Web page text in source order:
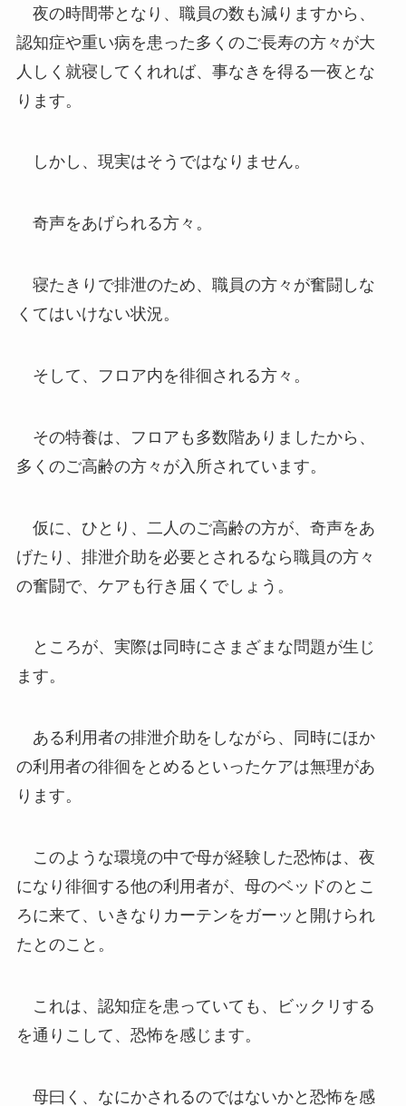
夜の時間帯となり、職員の数も減りますから、
認知症や重い病を患った多くのご長寿の方々が大
人しく就寝してくれれば、事なきを得る一夜とな
ります。
しかし、現実はそうではなりません。
奇声をあげられる方々。
寝たきりで排泄のため、職員の方々が奮闘しな
くてはいけない状況。
そして、フロア内を徘徊される方々。
その特養は、フロアも多数階ありましたから、
多くのご高齢の方々が入所されています。
仮に、ひとり、二人のご高齢の方が、奇声をあ
げたり、排泄介助を必要とされるなら職員の方々
の奮闘で、ケアも行き届くでしょう。
ところが、実際は同時にさまざまな問題が生じ
ます。
ある利用者の排泄介助をしながら、同時にほか
の利用者の徘徊をとめるといったケアは無理があ
ります。
このような環境の中で母が経験した恐怖は、夜
になり徘徊する他の利用者が、母のベッドのとこ
ろに来て、いきなりカーテンをガーッと開けられ
たとのこと。
これは、認知症を患っていても、ビックリする
を通りこして、恐怖を感じます。
母曰く、なにかされるのではないかと恐怖を感